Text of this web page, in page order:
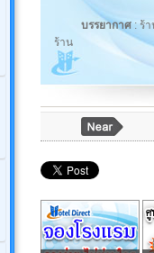
บรรยากาศ : ร้
ร้าน